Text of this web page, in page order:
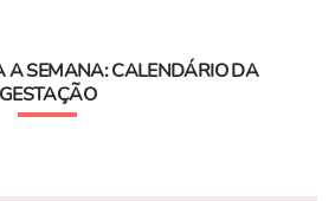
A SEMANA: CALENDÁRIO DA
GESTAÇÃO